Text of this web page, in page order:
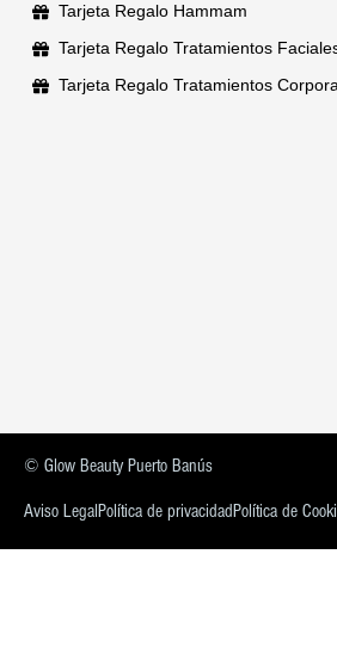
Tarjeta Regalo Hammam
Tarjeta Regalo Tratamientos
Tarjeta Regalo Tratamientos
© Glow Beauty Puerto Banús
Aviso Legal Política de privacidadPolítica de